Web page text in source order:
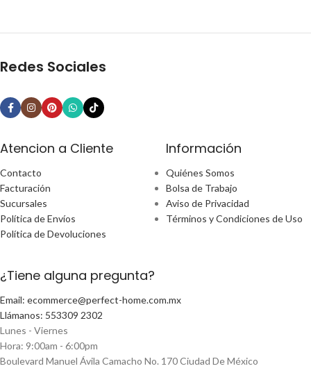
Redes Sociales
Atencion a Cliente
Contacto
Facturación
Sucursales
Política de Envíos
Política de Devoluciones
Información
Quiénes Somos
Bolsa de Trabajo
Aviso de Privacidad
Términos y Condiciones de Uso
¿Tiene alguna pregunta?
Email: ecommerce@perfect-home.com.mx
Llámanos: 553309 2302
Lunes - Viernes
Hora: 9:00am - 6:00pm
Boulevard Manuel Ávila Camacho No. 170 Ciudad De México